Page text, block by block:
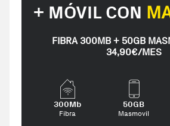
+ MÓVIL CON
FIBRA 300MB + 50GB
34,90€/MES
300Mb
Fibra
50GB
Masmovil